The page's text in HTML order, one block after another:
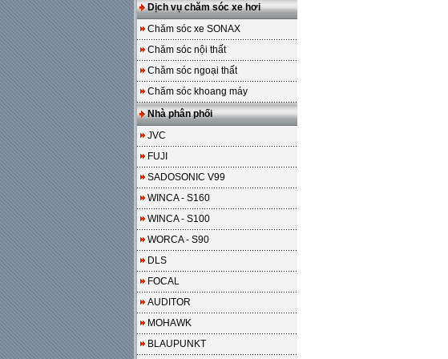
Dịch vụ chăm sóc xe hơi
Chăm sóc xe SONAX
Chăm sóc nội thất
Chăm sóc ngoại thất
Chăm sóc khoang máy
Nhà phân phối
JVC
FUJI
SADOSONIC V99
WINCA - S160
WINCA - S100
WORCA - S90
DLS
FOCAL
AUDITOR
MOHAWK
BLAUPUNKT